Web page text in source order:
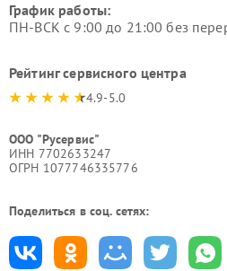
График работы:
ПН-ВСК с 9:00 до 21:00 без
Рейтинг сервисного центра
4.9-5.0
ООО "Русервис"
ИНН 7702633247
ОГРН 1077746335776
Поделиться в соц. сетях: